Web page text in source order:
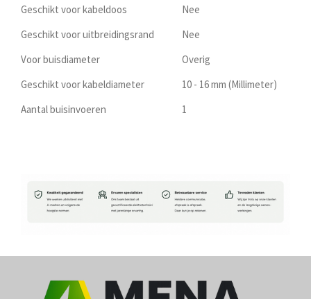
Geschikt voor kabeldoos
Nee
Geschikt voor uitbreidingsrand
Nee
Voor buisdiameter
Overig
Geschikt voor kabeldiameter
10 - 16 mm (Millimeter)
Aantal buisinvoeren
1